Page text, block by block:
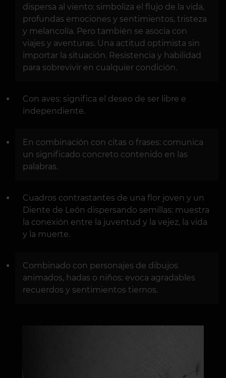
dispersa al viento: simboliza el flujo de la vida,
profundas emociones y sentimientos, tristeza
y melancolía. Pero también se asocia con
viajes y aventuras. Una actitud optimista sin
importar la situación. Resistencia y habilidad
para sobrevivir en cualquier condición.
Con aves: significa el deseo de ser libre e
independiente.
En combinación con citas o frases: comunica
un significado concreto contenido en las
palabras.
Cuadros contrastantes de una flor joven y un
Diente de León dispersando semillas: muestra
la conexión entre la juventud y la vejez, la vida
y la muerte.
Combinado con personajes de dibujos
animados, hadas o niños: evoca agradables
recuerdos y sentimientos tiernos.